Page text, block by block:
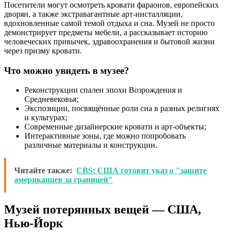
Посетители могут осмотреть кровати фараонов, европейских
дворян, а также экстравагантные арт-инсталляции,
вдохновленные самой темой отдыха и сна. Музей не просто
демонстрирует предметы мебели, а рассказывает историю
человеческих привычек, здравоохранения и бытовой жизни
через призму кровати.
Что можно увидеть в музее?
Реконструкции спален эпохи Возрождения и
Средневековья;
Экспозиции, посвящённые роли сна в разных религиях
и культурах;
Современные дизайнерские кровати и арт-объекты;
Интерактивные зоны, где можно попробовать
различные материалы и конструкции.
Читайте также: CBS: США готовят указ о "защите
американцев за границей"
Музей потерянных вещей — США,
Нью-Йорк